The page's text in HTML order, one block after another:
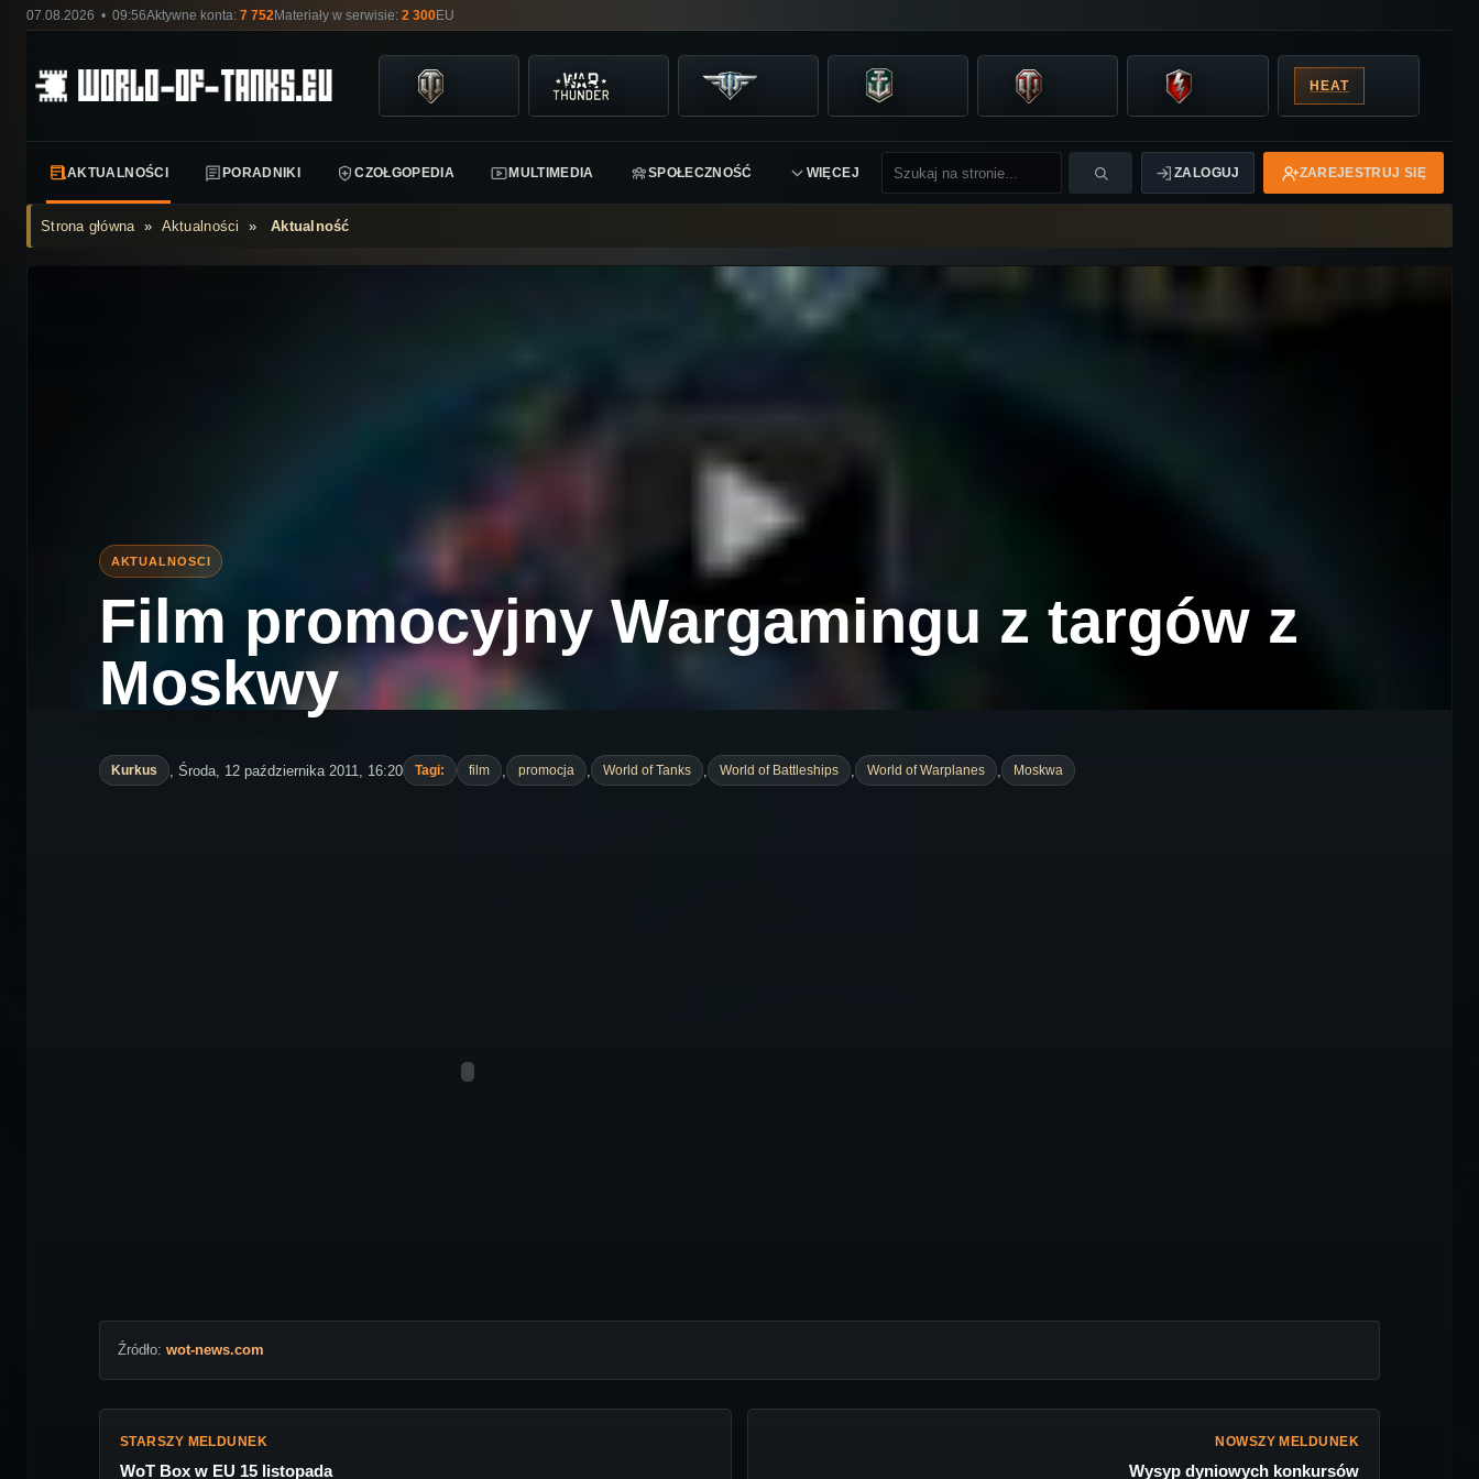
07.08.2026 • 09:56Aktywne konta: 7 752Materiały w serwisie: 2 300EU
HEAT
AKTUALNOŚCI PORADNIKI CZOŁGOPEDIA MULTIMEDIA SPOŁECZNOŚĆ WIĘCEJ ZALOGUJ ZAREJESTRUJ SIĘ
Strona główna» Aktualności »Aktualność
Film promocyjny Wargamingu z targów z
Moskwy
Kurkus , Środa, 12 października 2011, 16:20 Tagi: film , promocja , World of Tanks , World of Battleships , World of Warplanes , Moskwa
Źródło: wot-news.com
STARSZY MELDUNEK
WoT Box w EU 15 listopada
NOWSZY MELDUNEK
Wysyp dyniowych konkursów